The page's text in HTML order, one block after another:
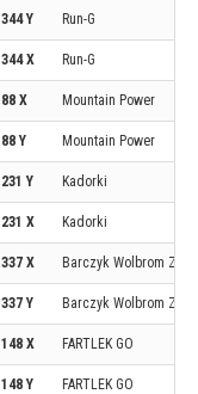
344 Y Run-G
344 X Run-G
88 X Mountain Power
88 Y Mountain Power
231 Y Kadorki
231 X Kadorki
337 X Barczyk Wolbrom
337 Y Barczyk Wolbrom
148 X FARTLEK GO
148 Y FARTLEK GO